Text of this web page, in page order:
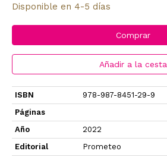
Disponible en 4-5 días
Comprar
Añadir a la cesta
ISBN
978-987-8451-29-9
Páginas
Año
2022
Editorial
Prometeo